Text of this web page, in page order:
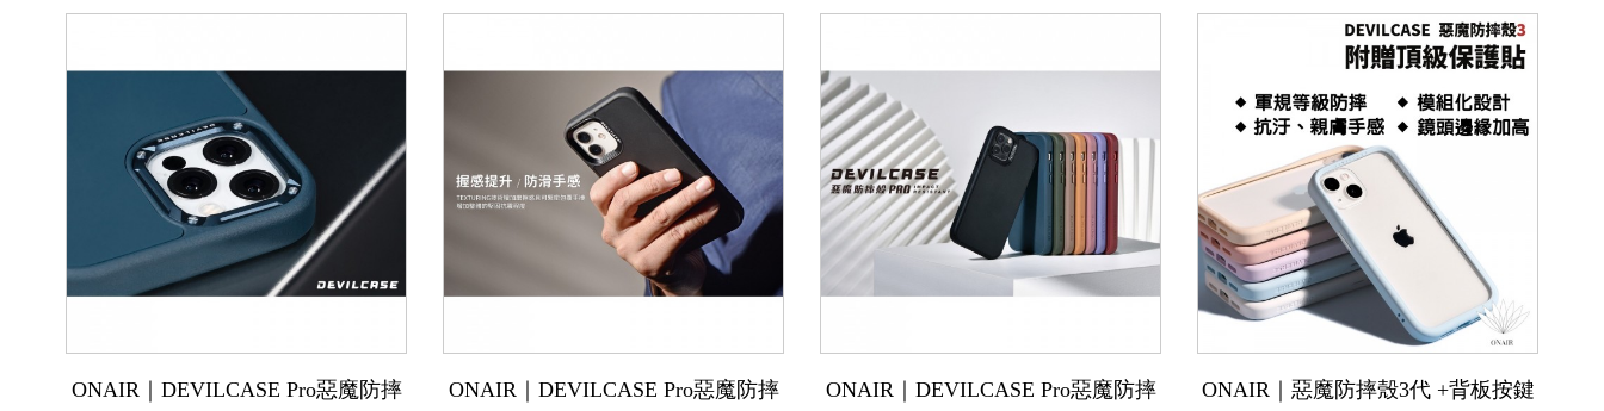
ONAIR｜DEVILCASE Pro惡魔防摔
ONAIR｜DEVILCASE Pro惡魔防摔
ONAIR｜DEVILCASE Pro惡魔防摔
ONAIR｜惡魔防摔殼3代 +背板按鍵